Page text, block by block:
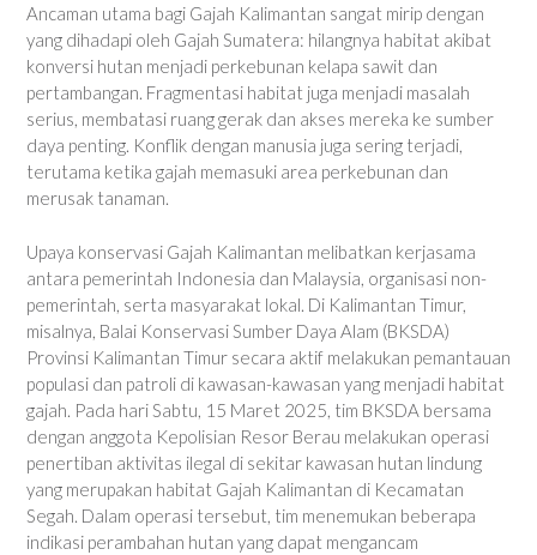
Ancaman utama bagi Gajah Kalimantan sangat mirip dengan
yang dihadapi oleh Gajah Sumatera: hilangnya habitat akibat
konversi hutan menjadi perkebunan kelapa sawit dan
pertambangan. Fragmentasi habitat juga menjadi masalah
serius, membatasi ruang gerak dan akses mereka ke sumber
daya penting. Konflik dengan manusia juga sering terjadi,
terutama ketika gajah memasuki area perkebunan dan
merusak tanaman.
Upaya konservasi Gajah Kalimantan melibatkan kerjasama
antara pemerintah Indonesia dan Malaysia, organisasi non-
pemerintah, serta masyarakat lokal. Di Kalimantan Timur,
misalnya, Balai Konservasi Sumber Daya Alam (BKSDA)
Provinsi Kalimantan Timur secara aktif melakukan pemantauan
populasi dan patroli di kawasan-kawasan yang menjadi habitat
gajah. Pada hari Sabtu, 15 Maret 2025, tim BKSDA bersama
dengan anggota Kepolisian Resor Berau melakukan operasi
penertiban aktivitas ilegal di sekitar kawasan hutan lindung
yang merupakan habitat Gajah Kalimantan di Kecamatan
Segah. Dalam operasi tersebut, tim menemukan beberapa
indikasi perambahan hutan yang dapat mengancam